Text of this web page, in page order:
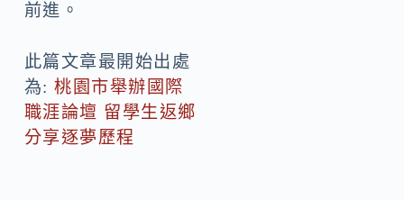
前進。
此篇文章最開始出處
為:桃園市舉辦國際
職涯論壇 留學生返鄉
分享逐夢歷程